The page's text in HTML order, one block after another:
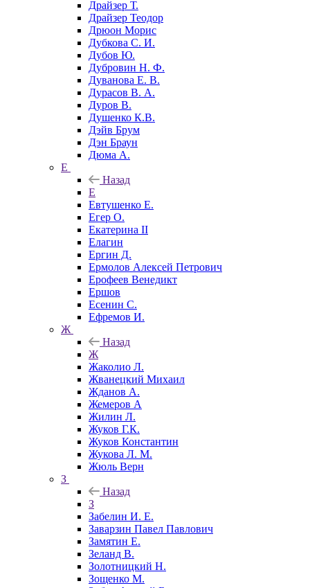
Драйзер Т.
Драйзер Теодор
Дрюон Морис
Дубкова С. И.
Дубов Ю.
Дубровин Н. Ф.
Дуванова Е. В.
Дурасов В. А.
Дуров В.
Душенко К.В.
Дэйв Брум
Дэн Браун
Дюма А.
Е
Назад
Е
Евтушенко Е.
Егер О.
Екатерина II
Елагин
Ергин Д.
Ермолов Алексей Петрович
Ерофеев Венедикт
Ершов
Есенин С.
Ефремов И.
Ж
Назад
Ж
Жаколио Л.
Жванецкий Михаил
Жданов А.
Жемеров А
Жилин Л.
Жуков Г.К.
Жуков Константин
Жукова Л. М.
Жюль Верн
З
Назад
З
Забелин И. Е.
Заварзин Павел Павлович
Замятин Е.
Зеланд В.
Золотницкий Н.
Зощенко М.